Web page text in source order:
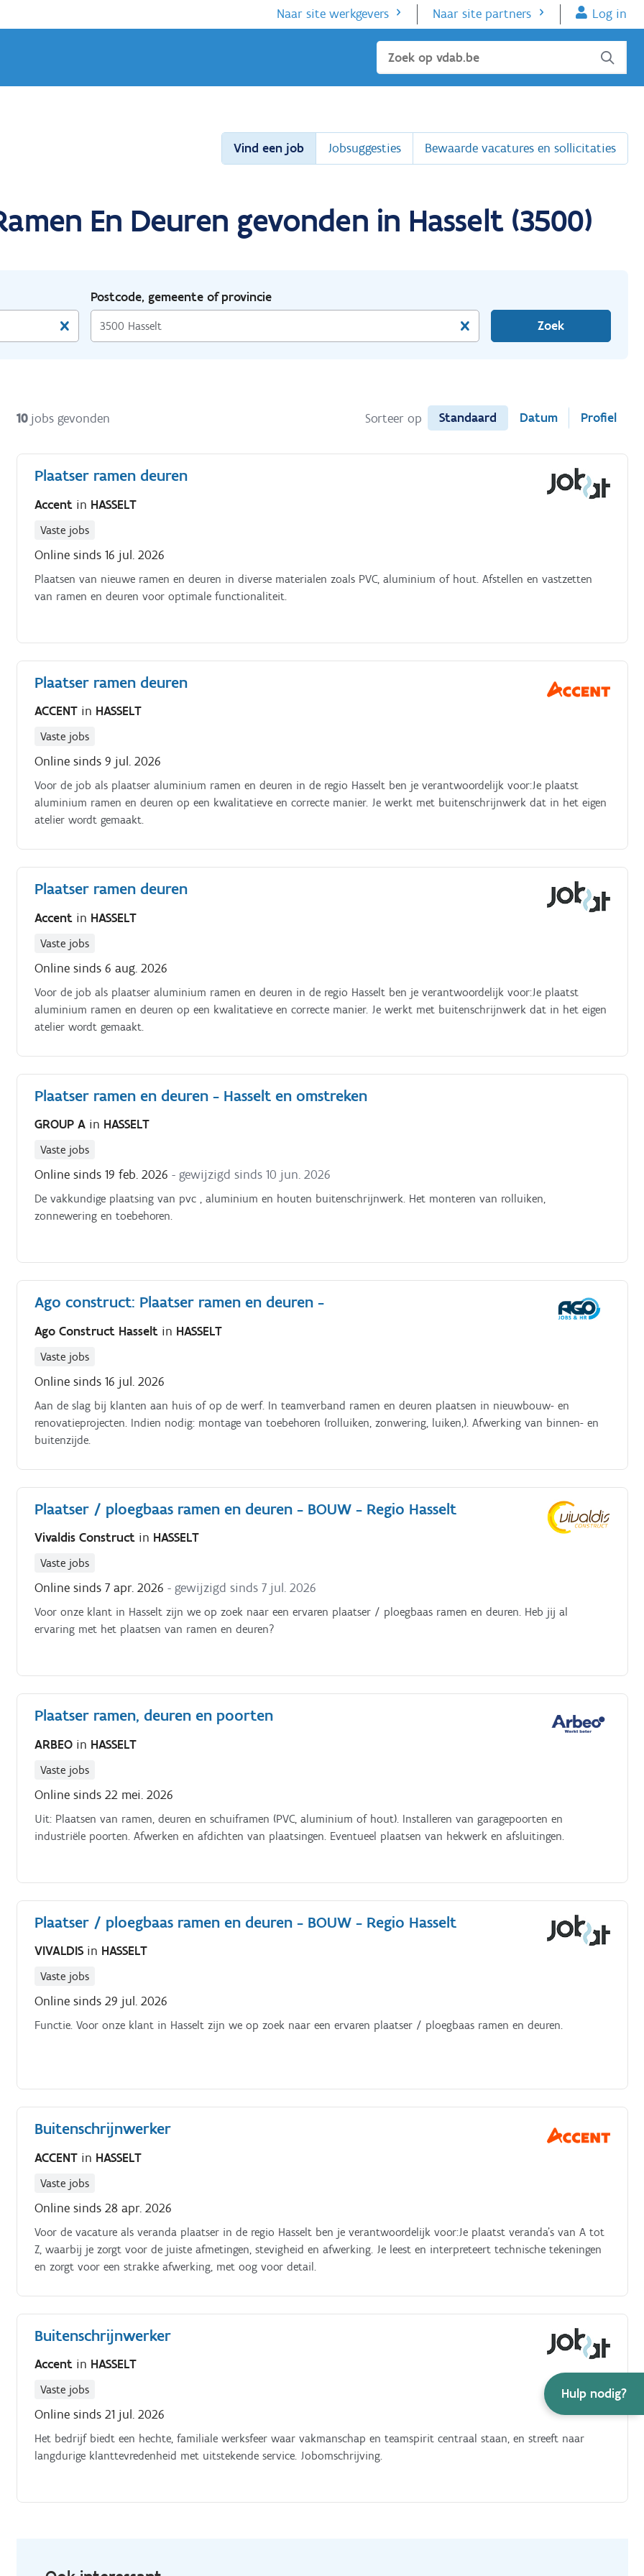
Naar site werkgevers Naar site partners Log in
Sluiten
Hulp nodig?
Vind een job Jobsuggesties Bewaarde vacatures en sollicitaties
En Deuren gevonden in Hasselt (3500)
Postcode, gemeente of provincie
Zoek
10 jobs gevonden Sorteer op Standaard Datum Profiel
Plaatser ramen deuren
Accent in HASSELT
Vaste jobs
Online sinds 16 jul. 2026
Plaatsen van nieuwe ramen en deuren in diverse materialen zoals PVC, aluminium of hout. Afstellen en vastzetten
van ramen en deuren voor optimale functionaliteit.
Plaatser ramen deuren
ACCENT in HASSELT
Vaste jobs
Online sinds 9 jul. 2026
Voor de job als plaatser aluminium ramen en deuren in de regio Hasselt ben je verantwoordelijk voor:Je plaatst
aluminium ramen en deuren op een kwalitatieve en correcte manier. Je werkt met buitenschrijnwerk dat in het eigen
atelier wordt gemaakt.
Plaatser ramen deuren
Accent in HASSELT
Vaste jobs
Online sinds 6 aug. 2026
Voor de job als plaatser aluminium ramen en deuren in de regio Hasselt ben je verantwoordelijk voor:Je plaatst
aluminium ramen en deuren op een kwalitatieve en correcte manier. Je werkt met buitenschrijnwerk dat in het eigen
atelier wordt gemaakt.
Plaatser ramen en deuren - Hasselt en omstreken
GROUP A in HASSELT
Vaste jobs
Online sinds 19 feb. 2026 - gewijzigd sinds 10 jun. 2026
De vakkundige plaatsing van pvc , aluminium en houten buitenschrijnwerk. Het monteren van rolluiken,
zonnewering en toebehoren.
Ago construct: Plaatser ramen en deuren -
Ago Construct Hasselt in HASSELT
Vaste jobs
Online sinds 16 jul. 2026
Aan de slag bij klanten aan huis of op de werf. In teamverband ramen en deuren plaatsen in nieuwbouw- en
renovatieprojecten. Indien nodig: montage van toebehoren (rolluiken, zonwering, luiken,). Afwerking van binnen- en
buitenzijde.
Plaatser / ploegbaas ramen en deuren - BOUW - Regio Hasselt
Vivaldis Construct in HASSELT
Vaste jobs
Online sinds 7 apr. 2026 - gewijzigd sinds 7 jul. 2026
Voor onze klant in Hasselt zijn we op zoek naar een ervaren plaatser / ploegbaas ramen en deuren. Heb jij al
ervaring met het plaatsen van ramen en deuren?
Plaatser ramen, deuren en poorten
ARBEO in HASSELT
Vaste jobs
Online sinds 22 mei. 2026
Uit: Plaatsen van ramen, deuren en schuiframen (PVC, aluminium of hout). Installeren van garagepoorten en
industriële poorten. Afwerken en afdichten van plaatsingen. Eventueel plaatsen van hekwerk en afsluitingen.
Plaatser / ploegbaas ramen en deuren - BOUW - Regio Hasselt
VIVALDIS in HASSELT
Vaste jobs
Online sinds 29 jul. 2026
Functie. Voor onze klant in Hasselt zijn we op zoek naar een ervaren plaatser / ploegbaas ramen en deuren.
Buitenschrijnwerker
ACCENT in HASSELT
Vaste jobs
Online sinds 28 apr. 2026
Voor de vacature als veranda plaatser in de regio Hasselt ben je verantwoordelijk voor:Je plaatst veranda’s van A tot
Z, waarbij je zorgt voor de juiste afmetingen, stevigheid en afwerking. Je leest en interpreteert technische tekeningen
en zorgt voor een strakke afwerking, met oog voor detail.
Buitenschrijnwerker
Accent in HASSELT
Vaste jobs
Online sinds 21 jul. 2026
Het bedrijf biedt een hechte, familiale werksfeer waar vakmanschap en teamspirit centraal staan, en streeft naar
langdurige klanttevredenheid met uitstekende service. Jobomschrijving.